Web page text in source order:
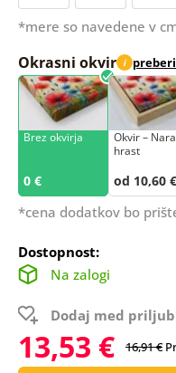
*mere so navedene v
Okrasni okvir i
Brez okvirja
0 €
Okvir –
hrast
od 10,60 €
*cena dodatkov bo
Dostopnost:
Na zalogi
Dodaj med
13,53 € 16,91 €